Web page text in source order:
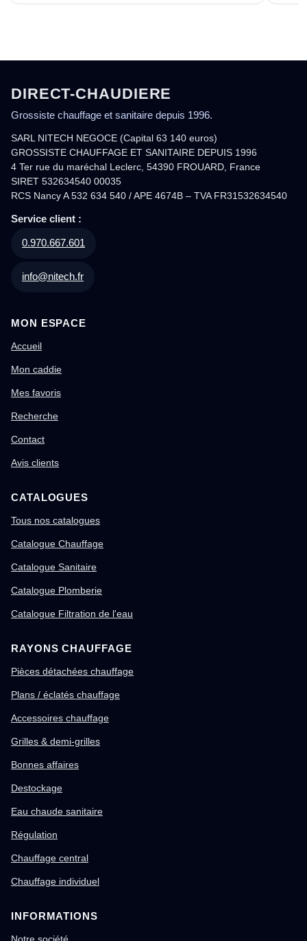
DIRECT-CHAUDIERE
Grossiste chauffage et sanitaire depuis 1996.
SARL NITECH NEGOCE (Capital 63 140 euros)
GROSSISTE CHAUFFAGE ET SANITAIRE DEPUIS 1996
4 Ter rue du maréchal Leclerc, 54390 FROUARD, France
SIRET 532634540 00035
RCS Nancy A 532 634 540 / APE 4674B – TVA FR31532634540
Service client :
0.970.667.601
info@nitech.fr
MON ESPACE
Accueil
Mon caddie
Mes favoris
Recherche
Contact
Avis clients
CATALOGUES
Tous nos catalogues
Catalogue Chauffage
Catalogue Sanitaire
Catalogue Plomberie
Catalogue Filtration de l'eau
RAYONS CHAUFFAGE
Pièces détachées chauffage
Plans / éclatés chauffage
Accessoires chauffage
Grilles & demi-grilles
Bonnes affaires
Destockage
Eau chaude sanitaire
Régulation
Chauffage central
Chauffage individuel
INFORMATIONS